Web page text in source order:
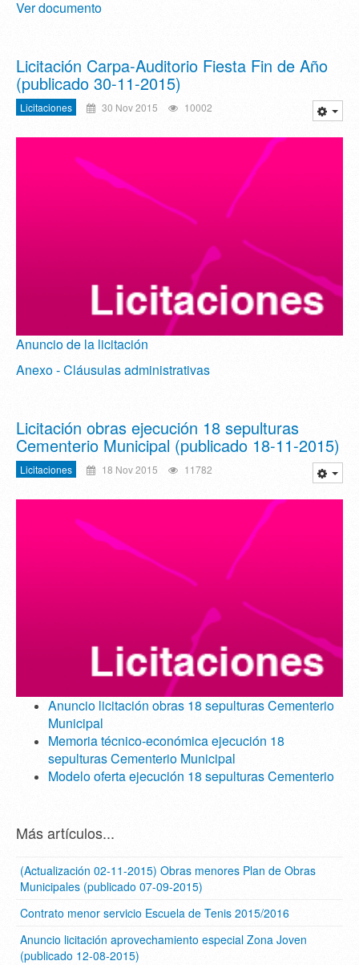
Ver documento
Licitación Carpa-Auditorio Fiesta Fin de Año
(publicado 30-11-2015)
Licitaciones 30 Nov 2015 10002
Anuncio de la licitación
Anexo - Cláusulas administrativas
Licitación obras ejecución 18 sepulturas
Cementerio Municipal‏ (publicado 18-11-2015)
Licitaciones 18 Nov 2015 11782
Anuncio licitación obras 18 sepulturas Cementerio
Municipal
Memoria técnico-económica ejecución 18
sepulturas Cementerio Municipal
Modelo oferta ejecución 18 sepulturas Cementerio
Más artículos...
(Actualización 02-11-2015) Obras menores Plan de Obras
Municipales (publicado 07-09-2015)
Contrato menor servicio Escuela de Tenis 2015/2016
Anuncio licitación aprovechamiento especial Zona Joven
(publicado 12-08-2015)